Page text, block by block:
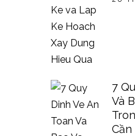
7
Và